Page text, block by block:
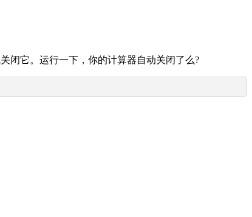
闭它。运行一下，你的计算器自动关闭了么?